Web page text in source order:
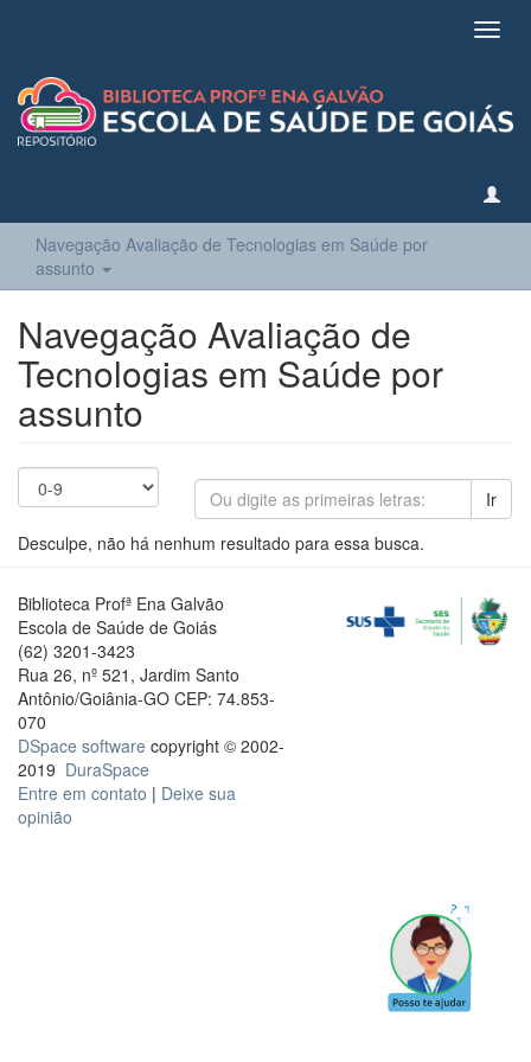
Navegação Avaliação de Tecnologias em Saúde por
assunto
Navegação Avaliação de
Tecnologias em Saúde por
assunto
Ir
Desculpe, não há nenhum resultado para essa busca.
Biblioteca Profª Ena Galvão
Escola de Saúde de Goiás
(62) 3201-3423
Rua 26, nº 521, Jardim Santo
Antônio/Goiânia-GO CEP: 74.853-
070
DSpace software copyright © 2002-
2019 DuraSpace
Entre em contato | Deixe sua
opinião